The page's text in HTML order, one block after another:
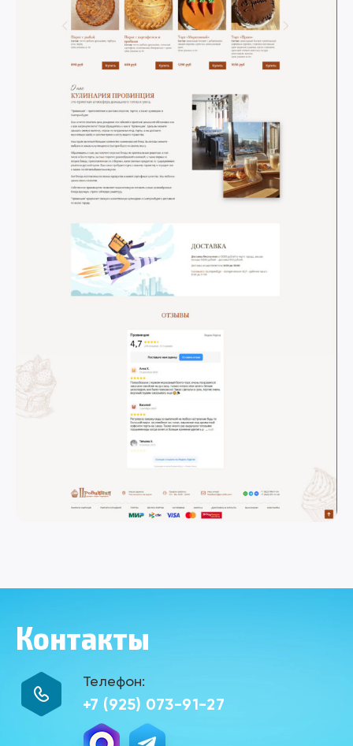
Контакты
Телефон:
+7 (925) 073-91-27